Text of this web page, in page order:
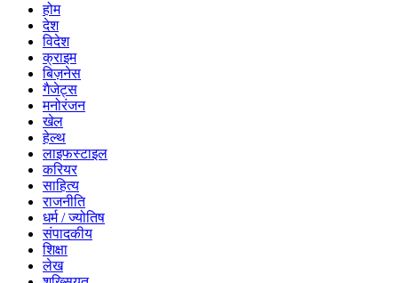
होम
देश
विदेश
क्राइम
बिज़नेस
गैजेट्स
मनोरंजन
खेल
हेल्थ
लाइफस्टाइल
करियर
साहित्य
राजनीति
धर्म / ज्योतिष
संपादकीय
शिक्षा
लेख